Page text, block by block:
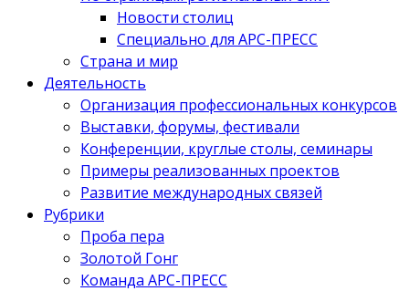
Новости столиц
Специально для АРС-ПРЕСС
Страна и мир
Деятельность
Организация профессиональных конкурсов
Выставки, форумы, фестивали
Конференции, круглые столы, семинары
Примеры реализованных проектов
Развитие международных связей
Рубрики
Проба пера
Золотой Гонг
Команда АРС-ПРЕСС